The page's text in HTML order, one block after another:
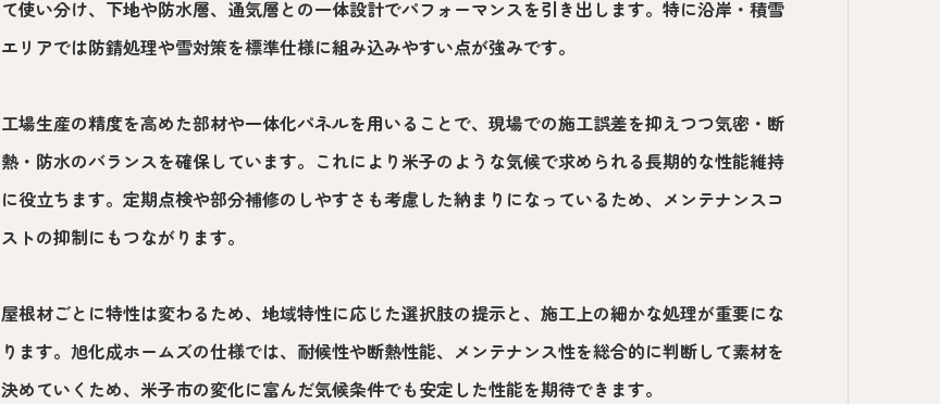
て使い分け、下地や防水層、通気層との一体設計でパフォーマンスを引き出します。特に沿岸・積雪
エリアでは防錆処理や雪対策を標準仕様に組み込みやすい点が強みです。
工場生産の精度を高めた部材や一体化パネルを用いることで、現場での施工誤差を抑えつつ気密・断
熱・防水のバランスを確保しています。これにより米子のような気候で求められる長期的な性能維持
に役立ちます。定期点検や部分補修のしやすさも考慮した納まりになっているため、メンテナンスコ
ストの抑制にもつながります。
屋根材ごとに特性は変わるため、地域特性に応じた選択肢の提示と、施工上の細かな処理が重要にな
ります。旭化成ホームズの仕様では、耐候性や断熱性能、メンテナンス性を総合的に判断して素材を
決めていくため、米子市の変化に富んだ気候条件でも安定した性能を期待できます。